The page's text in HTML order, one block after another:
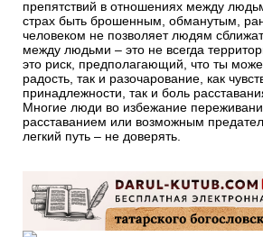
препятствий в отношениях между
страх быть брошенным, обманутым,
человеком не позволяет людям
между людьми – это не всегда
это риск, предполагающий, что ты
радость, так и разочарование, как
принадлежности, так и боль
Многие люди во избежание
расставанием или возможным
легкий путь – не доверять.